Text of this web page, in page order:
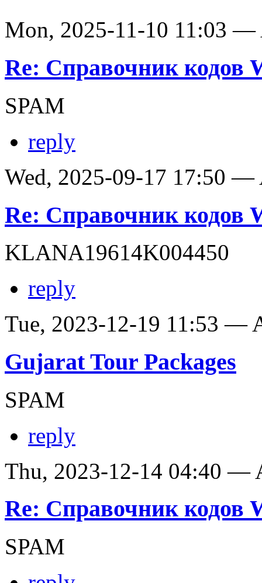
Mon, 2025-11-10 11:03 —
Re: Справочник кодов
SPAM
reply
Wed, 2025-09-17 17:50 —
Re: Справочник кодов
KLANA19614K004450
reply
Tue, 2023-12-19 11:53 —
Gujarat Tour Packages
SPAM
reply
Thu, 2023-12-14 04:40 —
Re: Справочник кодов
SPAM